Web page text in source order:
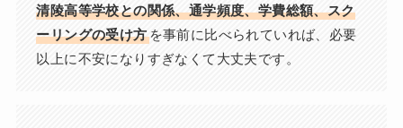
清陵高等学校との関係、通学頻度、学費総額、スク
ーリングの受け方を事前に比べられていれば、必要
以上に不安になりすぎなくて大丈夫です。